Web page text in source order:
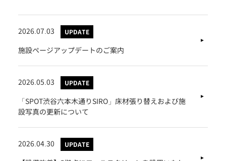
2026.07.03 UPDATE
施設ページアップデートのご案内
2026.05.03 UPDATE
「SPOT渋谷六本木通りSIRO」床材張り替えおよび施
設写真の更新について
2026.04.30 UPDATE